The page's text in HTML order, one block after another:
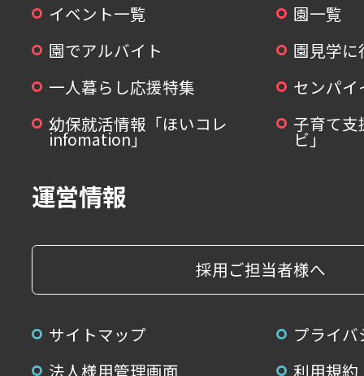
イベント一覧
園一覧
園でアルバイト
園見学
一人暮らし応援特集
センパ
幼保就活情報「ほいコレ
infomation」
子育て支
ビ」
運営情報
採用ご担当者様へ
サイトマップ
プライ
法人様用管理画面
利用規約